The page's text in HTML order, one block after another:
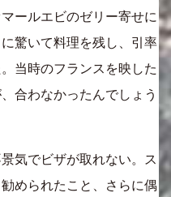
ールエビのゼリー寄せに
驚いて料理を残し、引率
当時のフランスを映した
合わなかったんでしょう
気でビザが取れない。ス
められたこと、さらに偶